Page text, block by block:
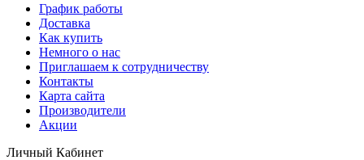
График работы
Доставка
Как купить
Немного о нас
Приглашаем к сотрудничеству
Контакты
Карта сайта
Производители
Акции
Личный Кабинет